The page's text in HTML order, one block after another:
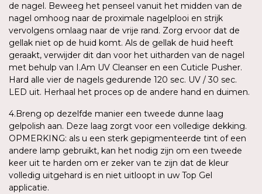
de nagel. Beweeg het penseel vanuit het midden van de
nagel omhoog naar de proximale nagelplooi en strijk
vervolgens omlaag naar de vrije rand. Zorg ervoor dat de
gellak niet op de huid komt. Als de gellak de huid heeft
geraakt, verwijder dit dan voor het uitharden van de nagel
met behulp van I.Am UV Cleanser en een Cuticle Pusher.
Hard alle vier de nagels gedurende 120 sec. UV / 30 sec.
LED uit. Herhaal het proces op de andere hand en duimen.
4.Breng op dezelfde manier een tweede dunne laag
gelpolish aan. Deze laag zorgt voor een volledige dekking.
OPMERKING: als u een sterk gepigmenteerde tint of een
andere lamp gebruikt, kan het nodig zijn om een tweede
keer uit te harden om er zeker van te zijn dat de kleur
volledig uitgehard is en niet uitloopt in uw Top Gel
applicatie.